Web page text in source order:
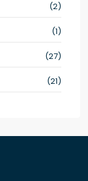
(2)
(1)
(27)
(21)